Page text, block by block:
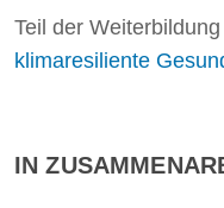
Teil der Weiterbildung
klimaresiliente
IN